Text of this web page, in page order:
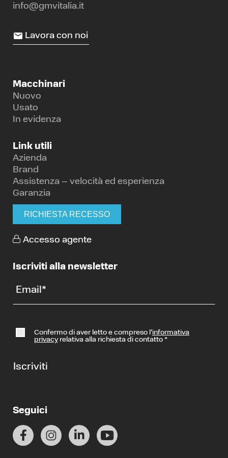
info@gmvitalia.it
Lavora con noi
Macchinari
Nuovo
Usato
In evidenza
Link utili
Azienda
Brand
Assistenza – velocità ed esperienza
Garanzia
RICHIESTA RECESSO
Accesso agente
Iscriviti alla newsletter
Email *
Confermo di aver letto e compreso l’informativa
privacyrelativa alla richiesta di contatto *
Iscriviti
Seguici